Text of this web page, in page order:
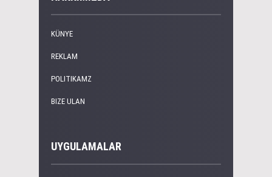
KÜNYE
REKLAM
POLITIKAMZ
BIZE ULAN
UYGULAMALAR